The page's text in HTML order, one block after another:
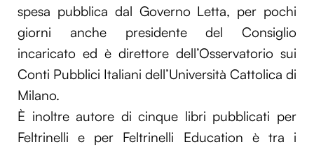
spesa pubblica dal Governo Letta, per pochi
giorni anche presidente del Consiglio
incaricato ed è direttore dell’Osservatorio sui
Conti Pubblici Italiani dell’Università Cattolica di
Milano.
È inoltre autore di cinque libri pubblicati per
Feltrinelli e per Feltrinelli Education è tra i